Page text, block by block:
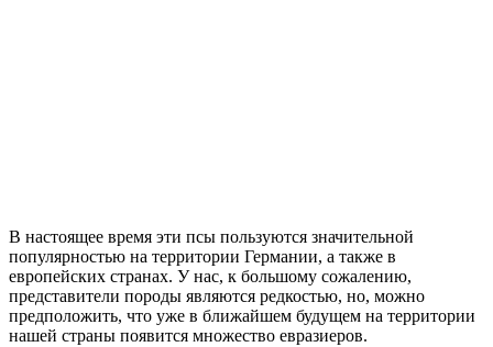
В настоящее время эти псы пользуются значительной
популярностью на территории Германии, а также в
европейских странах. У нас, к большому сожалению,
представители породы являются редкостью, но, можно
предположить, что уже в ближайшем будущем на территории
нашей страны появится множество евразиеров.